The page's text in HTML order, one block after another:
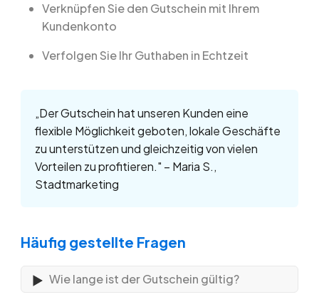
Verknüpfen Sie den Gutschein mit Ihrem
Kundenkonto
Verfolgen Sie Ihr Guthaben in Echtzeit
„Der Gutschein hat unseren Kunden eine
flexible Möglichkeit geboten, lokale Geschäfte
zu unterstützen und gleichzeitig von vielen
Vorteilen zu profitieren." – Maria S.,
Stadtmarketing
Häufig gestellte Fragen
Wie lange ist der Gutschein gültig?